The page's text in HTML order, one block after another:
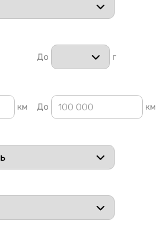
До г
км До км